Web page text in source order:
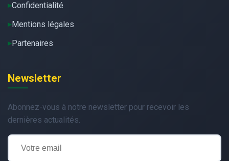
Confidentialité
Mentions légales
Partenaires
Newsletter
Abonnez-vous à notre newsletter pour recevoir les
dernières actualités.